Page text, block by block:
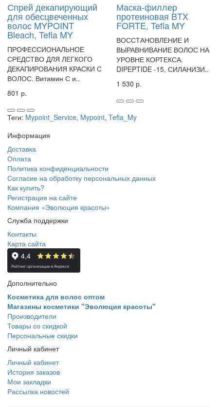
Спрей декапирующий
для обесцвеченных
волос MYPOINT
Bleach, Tefia MY
ПРОФЕССИОНАЛЬНОЕ
СРЕДСТВО ДЛЯ ЛЕГКОГО
ДЕКАПИРОВАНИЯ КРАСКИ С
ВОЛОС. Витамин С и..
801 р.
Маска-филлер
протеиновая BTX
FORTE, Tefia MY
ВОССТАНОВЛЕНИЕ И
ВЫРАВНИВАНИЕ ВОЛОС НА
УРОВНЕ КОРТЕКСА.
DIPEPTIDE -15, СИЛАНИЗИ..
1 530 р.
Теги: Mypoint_Service, Mypoint, Tefia_My
Информация
Доставка
Оплата
Политика конфиденциальности
Согласие на обработку персональных данных
Как купить?
Регистрация на сайте
Компания «Эволюция красоты»
Служба поддержки
Контакты
Карта сайта
Дополнительно
Косметика для волос оптом
Магазины косметики "Эволюция красоты"
Производители
Товары со скидкой
Персональные скидки
Личный кабинет
Личный кабинет
История заказов
Мои закладки
Рассылка новостей